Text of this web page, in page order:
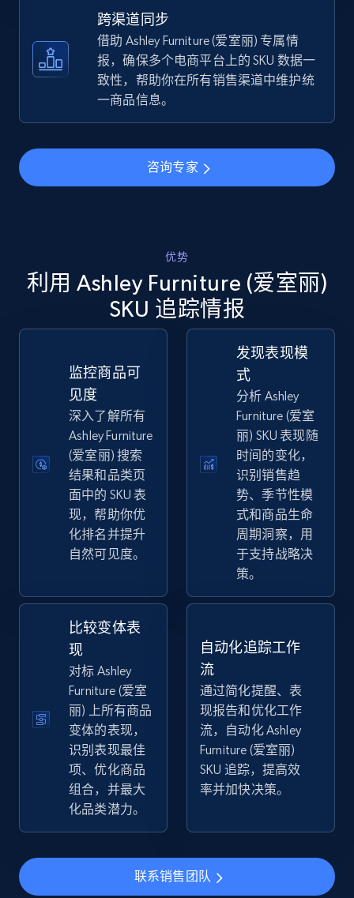
667+
Amazon sellers info
378+
URL, Product id, Title, Seller name, Seller rating,
Seller reviews, Breadcrumbs, Root category, and
立即开始
eBay - Gather data on products using
specified keywords
URL, Product id, Title, Seller name, Seller rating,
Seller reviews, Breadcrumbs, Root category, and
more.
2.5K+ 359+ 立即开始
eBay - Collect products from shops on eBay
URL, Product id, Title, Seller name, Seller rating,
Seller reviews, Breadcrumbs, Root category, and
more.
2.5K+ 359+ 立即开始
eBay - Collect records by category
URL, Product id, Title, Seller name, Seller rating,
跨渠道同步
借助 Ashley Furniture (爱室丽) 专属情
报，确保多个电商平台上的 SKU 数据一
致性，帮助你在所有销售渠道中维护统
一商品信息。
咨询专家
优势
利用 Ashley Furniture (爱室丽)
SKU 追踪情报
监控商品可
见度
深入了解所有
Ashley Furniture
(爱室丽) 搜索
结果和品类页
面中的 SKU 表
现，帮助你优
化排名并提升
自然可见度。
发现表现模
式
分析 Ashley
Furniture (爱室
丽) SKU 表现随
时间的变化，
识别销售趋
势、季节性模
式和商品生命
周期洞察，用
于支持战略决
策。
比较变体表
现
对标 Ashley
Furniture (爱室
丽) 上所有商品
变体的表现，
识别表现最佳
项、优化商品
组合，并最大
化品类潜力。
自动化追踪工作
流
通过简化提醒、表
现报告和优化工作
流，自动化 Ashley
Furniture (爱室丽)
SKU 追踪，提高效
率并加快决策。
联系销售团队